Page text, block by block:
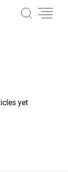
yet